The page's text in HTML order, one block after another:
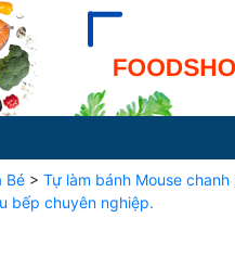
Bé > Tự làm bánh Mouse chanh
bếp chuyên nghiệp.